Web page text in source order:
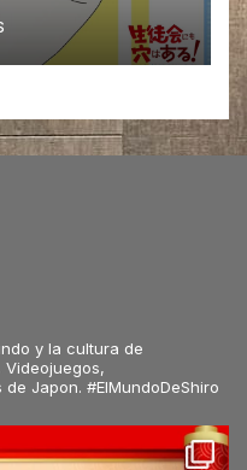
y la cultura de
Videojuegos,
Japon. #ElMundoDeShiro